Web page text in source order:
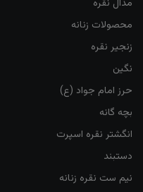
مدال نقره
محصولات زنانه
زنجیر نقره
نگین
حرز امام جواد (ع)
بچه گانه
انگشتر نقره اسپرت
دستبند
نیم ست نقره زنانه